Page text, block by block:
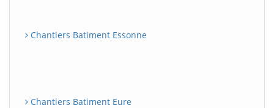
Chantiers Batiment Essonne
Chantiers Batiment Eure